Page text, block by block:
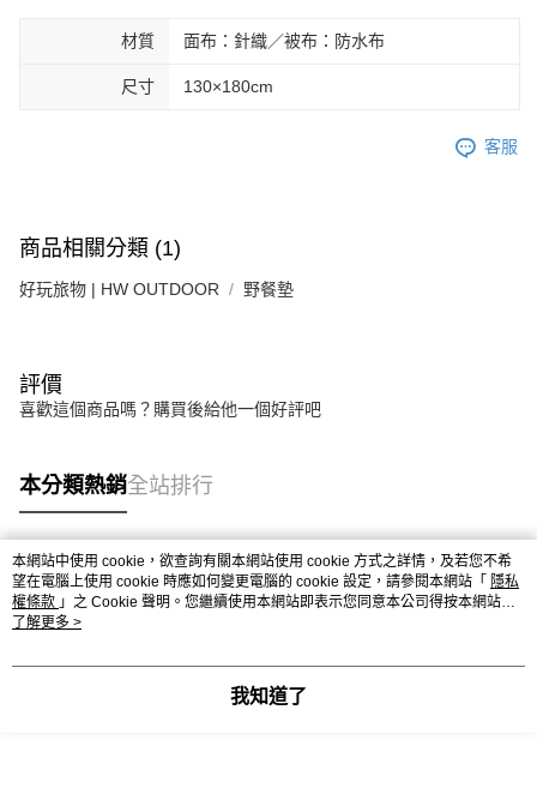
材質 面布：針織／被布：防水布
尺寸 130×180cm
客服
商品相關分類 (1)
好玩旅物 | HW OUTDOOR 野餐墊
評價
喜歡這個商品嗎？購買後給他一個好評吧
本分類熱銷全站排行
熱門標籤
本網站中使用 cookie，欲查詢有關本網站使用 cookie 方式之詳情，及若您不希
望在電腦上使用 cookie 時應如何變更電腦的 cookie 設定，請參閱本網站「 隱私
權條款 」之 Cookie 聲明。您繼續使用本網站即表示您同意本公司得按本網站使
用條款之 Cookie 聲明使用 cookie。
了解更多 >
我知道了